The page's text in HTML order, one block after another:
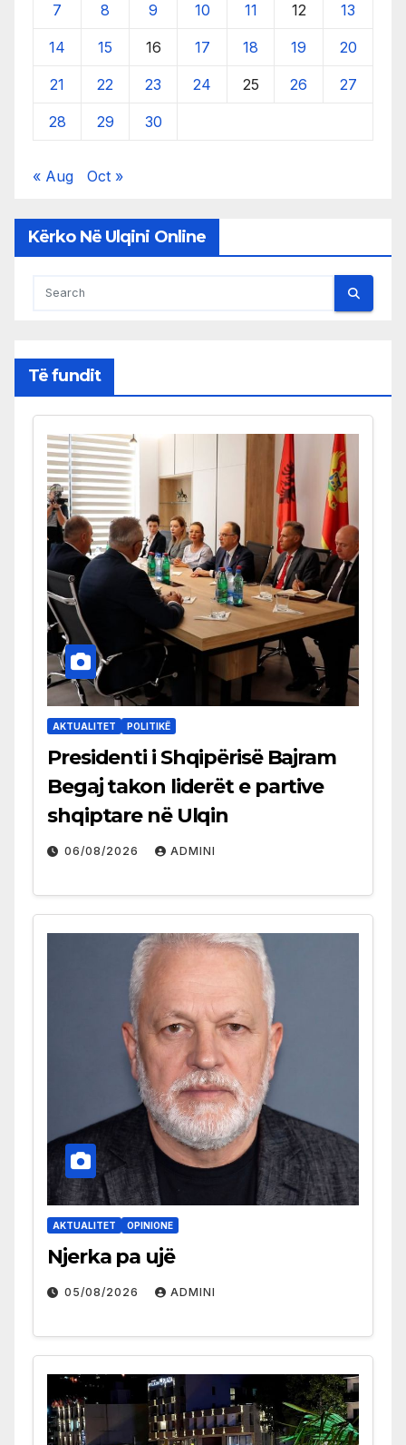
7 8 9 10 11 12 13
14 15 16 17 18 19 20
21 22 23 24 25 26 27
28 29 30
« Aug Oct »
Kërko Në Ulqini Online
Të fundit
AKTUALITET POLITIKË
Presidenti i Shqipërisë Bajram
Begaj takon liderët e partive
shqiptare në Ulqin
06/08/2026 ADMINI
AKTUALITET OPINIONE
Njerka pa ujë
05/08/2026 ADMINI